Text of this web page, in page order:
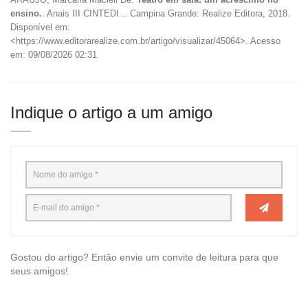
ensino. . Anais III CINTEDI... Campina Grande: Realize Editora, 2018.
Disponível em:
<https://www.editorarealize.com.br/artigo/visualizar/45064>. Acesso
em: 09/08/2026 02:31
Indique o artigo a um amigo
Gostou do artigo? Então envie um convite de leitura para que
seus amigos!